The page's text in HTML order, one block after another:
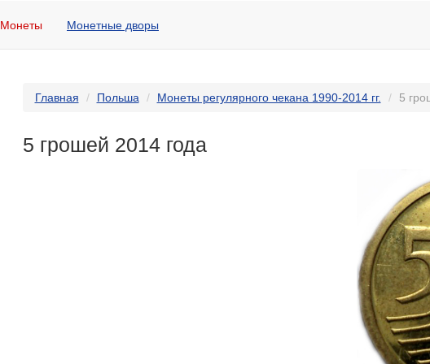
Монеты Монетные дворы
Главная Польша Монеты регулярного чекана 1990-2014 гг. 5
5 грошей 2014 года